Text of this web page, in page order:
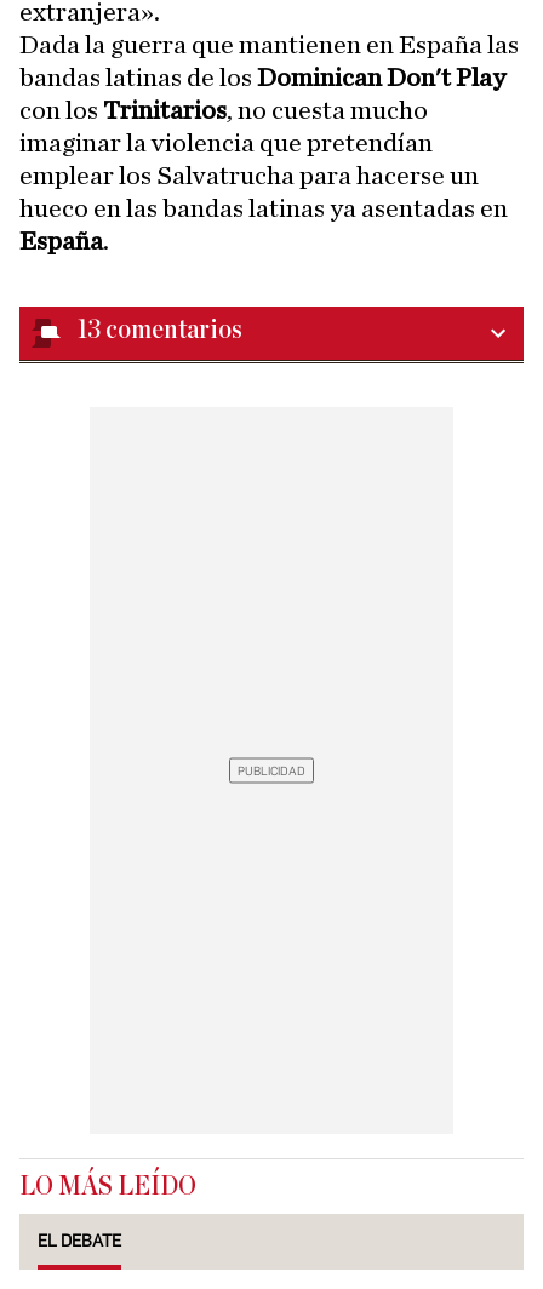
extranjera».
Dada la guerra que mantienen en España las
bandas latinas de los Dominican Don't Play
con los Trinitarios, no cuesta mucho
imaginar la violencia que pretendían
emplear los Salvatrucha para hacerse un
hueco en las bandas latinas ya asentadas en
España.
13 comentarios
LO MÁS LEÍDO
EL DEBATE